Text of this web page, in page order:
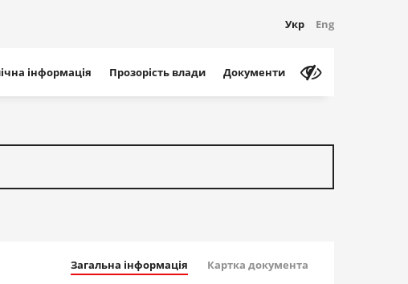
Укр Eng
інформація Прозорість влади Документи
Загальна інформація Картка документа